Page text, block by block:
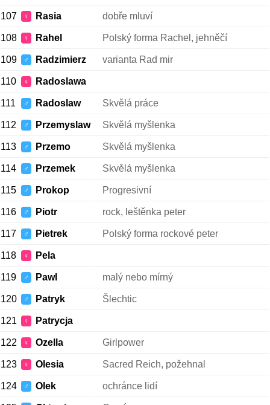
107 ♀ Rasia dobře mluví
108 ♀ Rahel Polský forma Rachel, jehněčí
109 ♂ Radzimierz varianta Rad mir
110 ♀ Radoslawa
111 ♂ Radoslaw Skvělá práce
112 ♂ Przemyslaw Skvělá myšlenka
113 ♂ Przemo Skvělá myšlenka
114 ♂ Przemek Skvělá myšlenka
115 ♂ Prokop Progresivní
116 ♂ Piotr rock, leštěnka peter
117 ♂ Pietrek Polský forma rockové peter
118 ♀ Pela
119 ♂ Pawl malý nebo mírný
120 ♂ Patryk Šlechtic
121 ♀ Patrycja
122 ♀ Ozella Girlpower
123 ♀ Olesia Sacred Reich, požehnal
124 ♂ Olek ochránce lidí